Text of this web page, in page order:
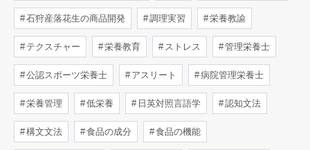
石狩産落花生の商品開発 調理実習 栄養教諭
テクスチャー 栄養教育 ストレス 管理栄養士
公認スポーツ栄養士 アスリート 病院管理栄養士
栄養管理 低栄養 日英対照言語学 認知文法
構文文法 食品の成分 食品の機能